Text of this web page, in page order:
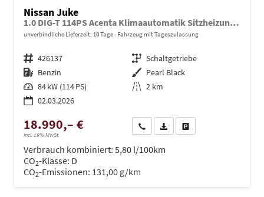
Nissan Juke
1.0 DIG-T 114PS Acenta Klimaautomatik Sitzheizung Rückf.Kamera Bluetooth Touchscreen wireless Apple CarPlay Android Auto
unverbindliche Lieferzeit: 10 Tage Fahrzeug mit Tageszulassung
Fahrzeugnr. 426137 Getriebe Schaltgetriebe
Kraftstoff Benzin Außenfarbe Pearl Black
Leistung 84 kW (114 PS) Kilometerstand 2 km
02.03.2026
18.990,– €
incl. 19% MwSt.
Wir rufen Sie anPDF-Datei, Fahrzeugexposé
Verbrauch kombiniert: 5,80 l/100km
CO2-Klasse: D
CO2-Emissionen: 131,00 g/km